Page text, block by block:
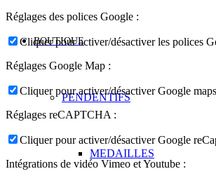
BOUTIQUE
PENDENTIFS
MEDAILLES
Réglages des polices Google :
Cliquer pour activer/désactiver les polices
Réglages Google Map :
Cliquer pour activer/désactiver Google
Réglages reCAPTCHA :
Cliquer pour activer/désactiver Google
Intégrations de vidéo Vimeo et Youtube :